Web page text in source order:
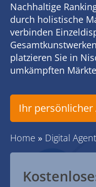
Nachhaltige
durch holistische
verbinden
platzieren Sie in
umkämpften
Ihr
Home » Digital